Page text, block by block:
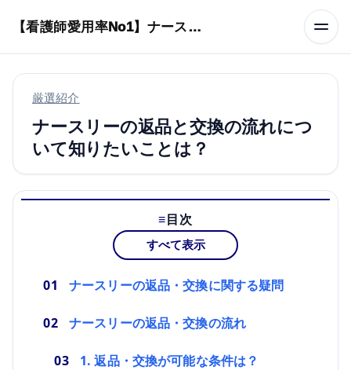
【看護師愛用率No1】ナースリーで人気の商品はコレ
厳選紹介
ナースリーの返品と交換の流れにつ
いて知りたいことは？
目次
すべて表示
ナースリーの返品・交換に関する疑問
ナースリーの返品・交換の流れ
1. 返品・交換が可能な条件は？